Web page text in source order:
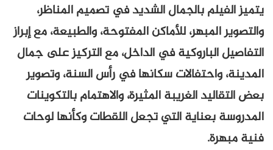
يتميز الفيلم بالجمال الشديد في تصميم المناظر،
والتصوير المبهر، للأماكن المفتوحة، والطبيعة، مع إبراز
التفاصيل الباروكية في الداخل، مع التركيز على جمال
المدينة، واحتفالات سكانها في رأس السنة، وتصوير
بعض التقاليد الغريبة المثيرة، والاهتمام بالتكوينات
المدروسة بعناية التي تجعل اللقطات وكأنها لوحات
فنية مبهرة.